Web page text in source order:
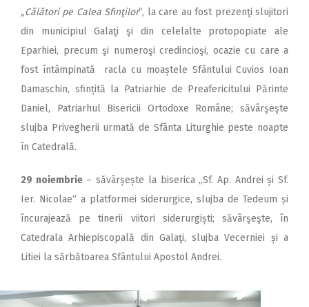
„Călători pe Calea Sfinţilor“, la care au fost prezenţi slujitori
din municipiul Galaţi şi din celelalte protopopiate ale
Eparhiei, precum şi numeroşi credincioşi, ocazie cu care a
fost întâmpinată racla cu moaștele Sfântului Cuvios Ioan
Damaschin, sfințită la Patriarhie de Preafericitului Părinte
Daniel, Patriarhul Bisericii Ortodoxe Române; săvârşeşte
slujba Privegherii urmată de Sfânta Liturghie peste noapte
în Catedrală.
29 noiembrie– săvârșește la biserica „Sf. Ap. Andrei și Sf.
Ier. Nicolae“ a platformei siderurgice, slujba de Tedeum și
încurajează pe tinerii viitori siderurgiști; săvârşeşte, în
Catedrala Arhiepiscopală din Galaţi, slujba Vecerniei și a
Litiei la sărbătoarea Sfântului Apostol Andrei.